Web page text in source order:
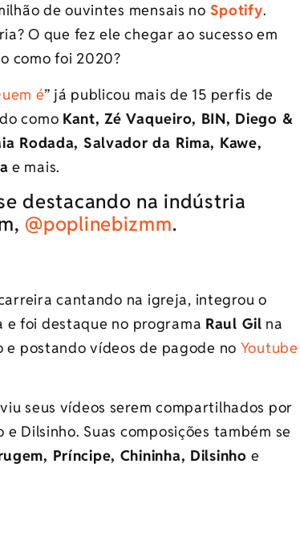
de ouvintes mensais no Spotify.
O que fez ele chegar ao sucesso em
como foi 2020?
é” já publicou mais de 15 perfis de
como Kant, Zé Vaqueiro, BIN, Diego &
Rodada, Salvador da Rima, Kawe,
e mais.
destacando na indústria
@poplinebizmm.
cantando na igreja, integrou o
foi destaque no programa Raul Gil na
e postando vídeos de pagode no Youtube
seus vídeos serem compartilhados por
Dilsinho. Suas composições também se
Príncipe, Chininha, Dilsinhoe